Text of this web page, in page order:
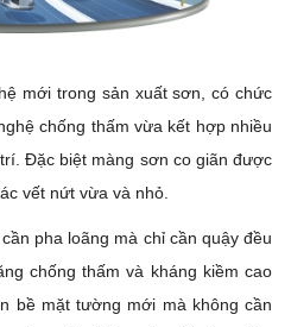
mới trong sản xuất sơn, có chức
chống thấm vừa kết hợp nhiều
Đặc biệt màng sơn co giãn được
vết nứt vừa và nhỏ.
pha loãng mà chỉ cần quậy đều
chống thấm và kháng kiềm cao
bề mặt tường mới mà không cần